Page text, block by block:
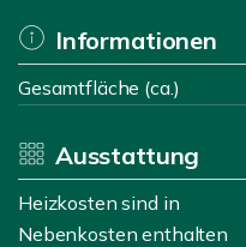
Informationen
Gesamtfläche (ca.)
Ausstattung
Heizkosten sind in
Nebenkosten enthalten